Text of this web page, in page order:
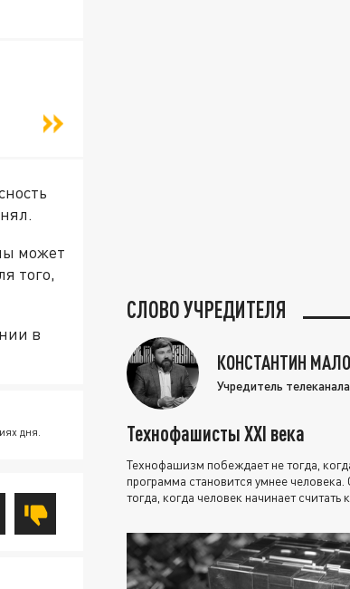
может
того,
в
дня.
СЛОВО УЧРЕДИТЕЛЯ
КОНСТАНТИН
Учредитель
Технофашисты XXI века
Технофашизм побеждает не тогда,
программа становится умнее
тогда, когда человек начинает считать